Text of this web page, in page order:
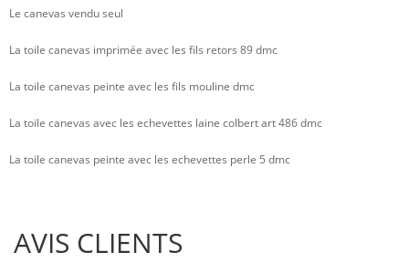
Le canevas vendu seul
La toile canevas imprimée avec les fils retors 89 dmc
La toile canevas peinte avec les fils mouline dmc
La toile canevas avec les echevettes laine colbert art 486 dmc
La toile canevas peinte avec les echevettes perle 5 dmc
AVIS CLIENTS